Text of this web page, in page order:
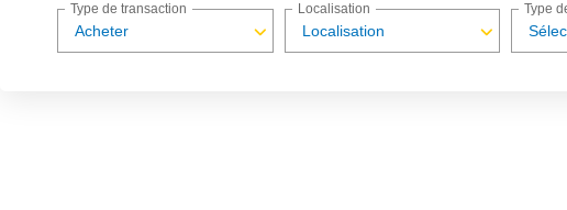
Acheter
Type de transaction
Localisation
Localisation Type